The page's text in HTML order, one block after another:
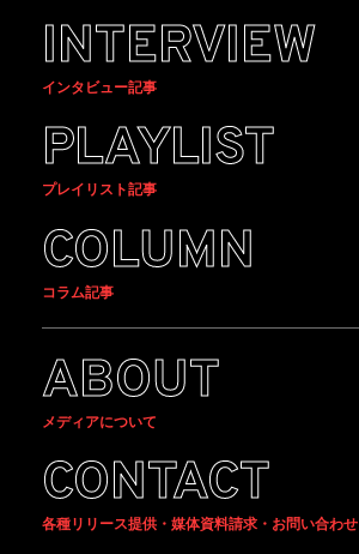
INTERVIEW
インタビュー記事
PLAYLIST
プレイリスト記事
COLUMN
コラム記事
ABOUT
メディアについて
CONTACT
各種リリース提供・媒体資料請求・お問い合わせ